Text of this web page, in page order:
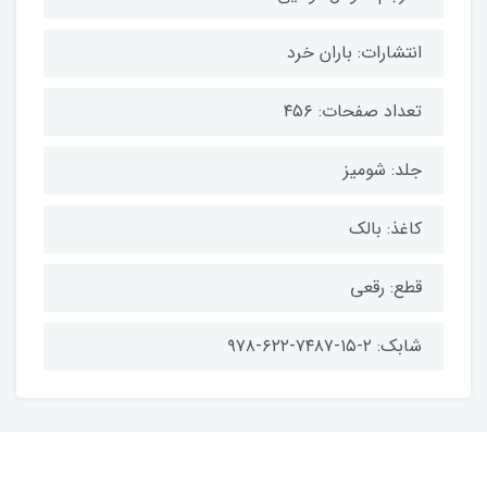
انتشارات: باران خرد
تعداد صفحات: ۴۵۶
جلد: شومیز
کاغذ: بالک
قطع: رقعی
شابک: ۲-۱۵-۷۴۸۷-۶۲۲-۹۷۸